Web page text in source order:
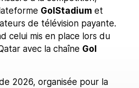
GolStadium et
de télévision payante.
celui mis en place lors du
avec la chaîne Gol
2026, organisée pour la